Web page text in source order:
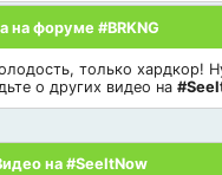
на форуме #BRKNG
только хардкор!
о других видео на
на #SeeItNow